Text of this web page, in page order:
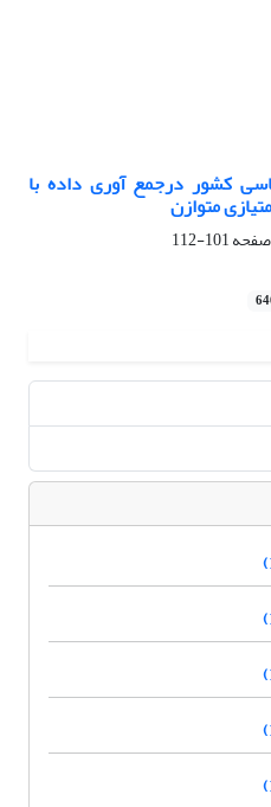
کشور درجمع آوری داده با
متوازن
101-112